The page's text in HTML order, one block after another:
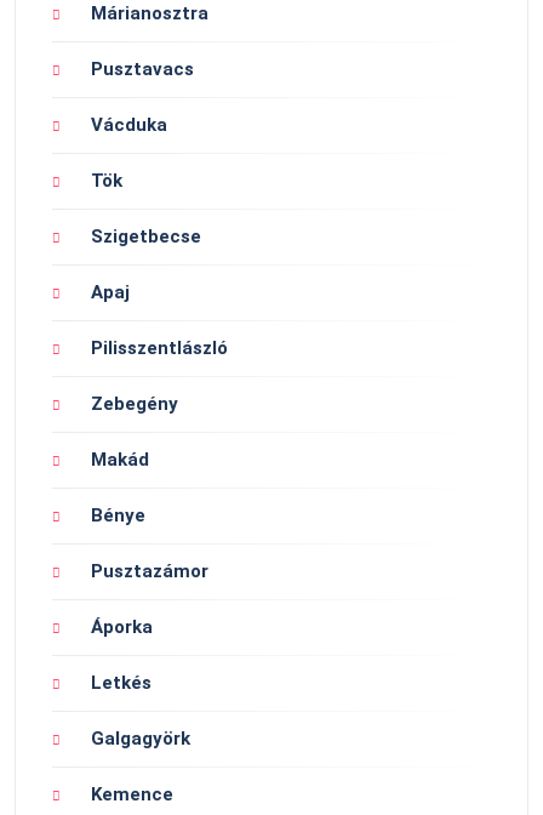
Márianosztra
Pusztavacs
Vácduka
Tök
Szigetbecse
Apaj
Pilisszentlászló
Zebegény
Makád
Bénye
Pusztazámor
Áporka
Letkés
Galgagyörk
Kemence